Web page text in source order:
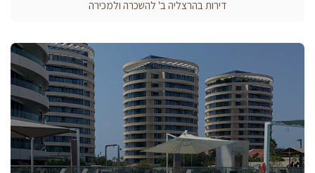
דירות בהרצליה ב' להשכרה ולמכירה